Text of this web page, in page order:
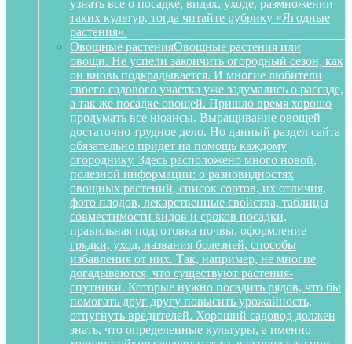
узнать все о посадке, видах, уходе, размножении
таких культур, тогда читайте рубрику «Ягодные
растения».
Овощные растенияОвощные растения или
овощи. Не успели закончить огородный сезон, как
он вновь подкрадывается. И многие любители
своего садового участка уже задумались о рассаде,
а так же посадке овощей. Пришло время хорошо
продумать все нюансы. Выращивание овощей –
достаточно трудное дело. Но данный раздел сайта
обязательно придет на помощь каждому
огороднику. Здесь расположено много новой,
полезной информации: о разновидностях
овощных растений, список сортов, их отличия,
фото плодов, лекарственные свойства, таблицы
совместимости видов и сроков посадки,
правильная подготовка почвы, оформление
грядки, уход, названия болезней, способы
избавления от них. Так, например, не многие
догадываются, что существуют растения-
спутники. Которые нужно посадить рядов, что бы
помогать друг другу повысить урожайность,
отпугнуть вредителей. Хороший садовод должен
знать, что определенные культуры, а именно